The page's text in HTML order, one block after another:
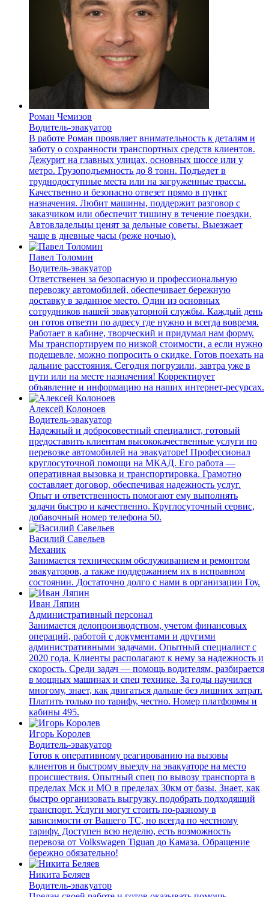
Роман Чемизов
Водитель-эвакуатор
В работе Роман проявляет внимательность к деталям и
заботу о сохранности транспортных средств клиентов.
Дежурит на главных улицах, основных шоссе или у
метро. Грузоподъемность до 8 тонн. Подъедет в
труднодоступные места или на загруженные трассы.
Качественно и безопасно отвезет прямо в пункт
назначения. Любит машины, поддержит разговор с
заказчиком или обеспечит тишину в течение поездки.
Автовладельцы ценят за дельные советы. Выезжает
чаще в дневные часы (реже ночью).
Павел Толомин
Водитель-эвакуатор
Ответственен за безопасную и профессиональную
перевозку автомобилей, обеспечивает бережную
доставку в заданное место. Один из основных
сотрудников нашей эвакуаторной службы. Каждый день
он готов отвезти по адресу где нужно и всегда вовремя.
Работает в кабине, творческий и придумал нам форму.
Мы транспортируем по низкой стоимости, а если нужно
подешевле, можно попросить о скидке. Готов поехать на
дальние расстояния. Сегодня погрузили, завтра уже в
пути или на месте назначения! Корректирует
объявление и информацию на наших интернет-ресурсах.
Алексей Колоноев
Водитель-эвакуатор
Надежный и добросовестный специалист, готовый
предоставить клиентам высококачественные услуги по
перевозке автомобилей на эвакуаторе! Профессионал
круглосуточной помощи на МКАД. Его работа —
оперативная вызовка и транспортировка. Грамотно
составляет договор, обеспечивая надежность услуг.
Опыт и ответственность помогают ему выполнять
задачи быстро и качественно. Круглосуточный сервис,
добавочный номер телефона 50.
Василий Савельев
Механик
Занимается техническим обслуживанием и ремонтом
эвакуаторов, а также поддержанием их в исправном
состоянии. Достаточно долго с нами в организации Гоу.
Иван Ляпин
Административный персонал
Занимается делопроизводством, учетом финансовых
операций, работой с документами и другими
административными задачами. Опытный специалист с
2020 года. Клиенты располагают к нему за надежность и
скорость. Среди задач — помощь водителям, разбирается
в мощных машинах и спец технике. За годы научился
многому, знает, как двигаться дальше без лишних затрат.
Платить только по тарифу, честно. Номер платформы и
кабины 495.
Игорь Королев
Водитель-эвакуатор
Готов к оперативному реагированию на вызовы
клиентов и быстрому выезду на эвакуаторе на место
происшествия. Опытный спец по вывозу транспорта в
пределах Мск и МО в пределах 30км от базы. Знает, как
быстро организовать выгрузку, подобрать подходящий
транспорт. Услуги могут стоить по-разному в
зависимости от Вашего ТС, но всегда по честному
тарифу. Доступен всю неделю, есть возможность
перевоза от Volkswagen Tiguan до Камаза. Обращение
бережно обязательно!
Никита Беляев
Водитель-эвакуатор